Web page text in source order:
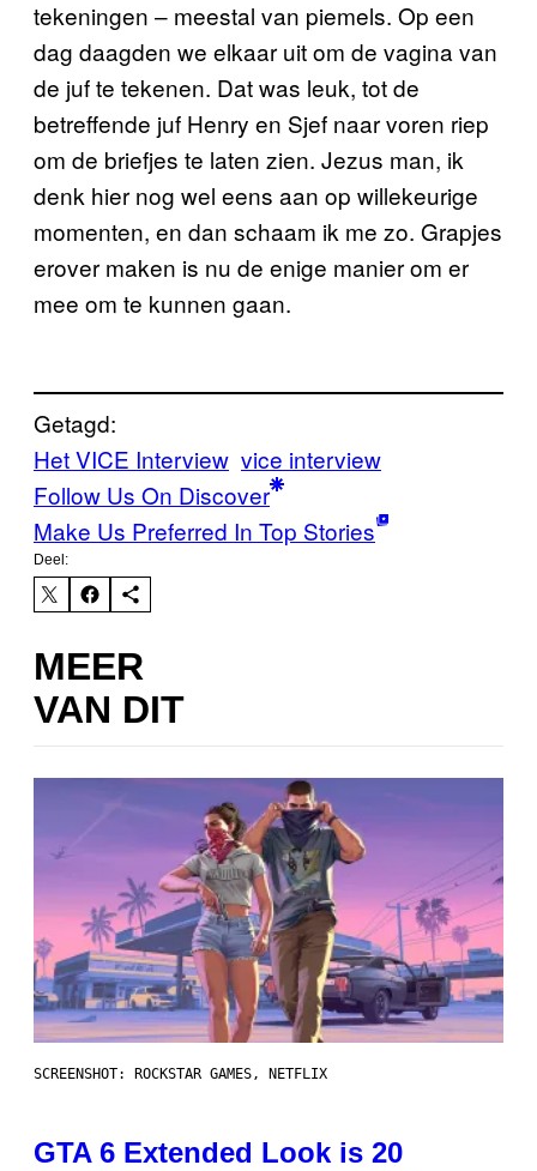
tekeningen – meestal van piemels. Op een
dag daagden we elkaar uit om de vagina van
de juf te tekenen. Dat was leuk, tot de
betreffende juf Henry en Sjef naar voren riep
om de briefjes te laten zien. Jezus man, ik
denk hier nog wel eens aan op willekeurige
momenten, en dan schaam ik me zo. Grapjes
erover maken is nu de enige manier om er
mee om te kunnen gaan.
Getagd:
Het VICE Interview vice interview
Follow Us On Discover
Make Us Preferred In Top Stories
Deel:
MEER
VAN DIT
SCREENSHOT: ROCKSTAR GAMES, NETFLIX
GTA 6 Extended Look is 20